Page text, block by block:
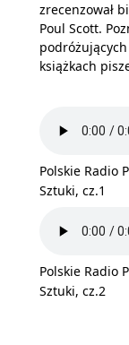
zrecenzował
Poul Scott.
książkach
Polskie Radio
Sztuki, cz.1
Polskie Radio
Sztuki, cz.2